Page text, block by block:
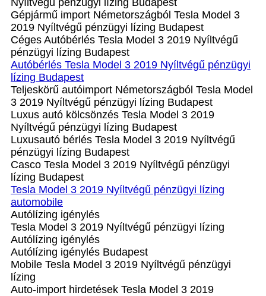
Nyíltvégű pénzügyi lízing Budapest
Gépjármű import Németországból Tesla Model 3
2019 Nyíltvégű pénzügyi lízing Budapest
Céges Autóbérlés Tesla Model 3 2019 Nyíltvégű
pénzügyi lízing Budapest
Autóbérlés Tesla Model 3 2019 Nyíltvégű pénzügyi
lízing Budapest
Teljeskörű autóimport Németországból Tesla Model
3 2019 Nyíltvégű pénzügyi lízing Budapest
Luxus autó kölcsönzés Tesla Model 3 2019
Nyíltvégű pénzügyi lízing Budapest
Luxusautó bérlés Tesla Model 3 2019 Nyíltvégű
pénzügyi lízing Budapest
Casco Tesla Model 3 2019 Nyíltvégű pénzügyi
lízing Budapest
Tesla Model 3 2019 Nyíltvégű pénzügyi lízing
automobile
Autólízing igénylés
Tesla Model 3 2019 Nyíltvégű pénzügyi lízing
Autólízing igénylés
Autólízing igénylés Budapest
Mobile Tesla Model 3 2019 Nyíltvégű pénzügyi
lízing
Auto-import hirdetések Tesla Model 3 2019